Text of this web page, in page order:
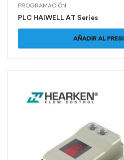
PROGRAMACIÓN
PLC HAIWELL AT Series
AÑADIR AL